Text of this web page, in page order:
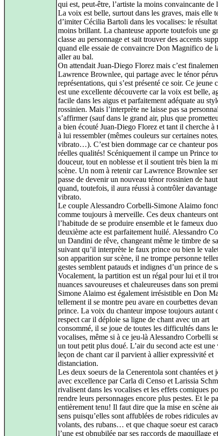
qui est, peut-être, l’artiste la moins convaincante de
La voix est belle, surtout dans les graves, mais elle
d’imiter Cécilia Bartoli dans les vocalises: le résultat
moins brillant. La chanteuse apporte toutefois une
classe au personnage et sait trouver des accents
quand elle essaie de convaincre Don Magnifico de
aller au bal.
On attendait Juan-Diego Florez mais c’est
Lawrence Brownlee, qui partage avec le ténor
représentations, qui s’est présenté ce soir. Ce jeune
est une excellente découverte car la voix est belle,
facile dans les aigus et parfaitement adéquate au
rossinien. Mais l’interprète ne laisse pas sa
s’affirmer (sauf dans le grand air, plus que
a bien écouté Juan-Diego Florez et tant il cherche à
à lui ressembler (mêmes couleurs sur certaines
vibrato…). C’est bien dommage car ce chanteur
réelles qualités! Scéniquement il campe un Prince
douceur, tout en noblesse et il soutient très bien la
scène. Un nom à retenir car Lawrence Brownlee
passe de devenir un nouveau ténor rossinien de
quand, toutefois, il aura réussi à contrôler
vibrato.
Le couple Alessandro Corbelli-Simone Alaimo
comme toujours à merveille. Ces deux chanteurs ont
l’habitude de se produire ensemble et le fameux
deuxième acte est parfaitement huilé. Alessandro
un Dandini de rêve, changeant même le timbre de
suivant qu’il interprète le faux prince ou bien le
son apparition sur scène, il ne trompe personne
gestes semblent patauds et indignes d’un prince de
Vocalement, la partition est un régal pour lui et il
nuances savoureuses et chaleureuses dans son
Simone Alaimo est également irrésistible en Don
tellement il se montre peu avare en courbettes
prince. La voix du chanteur impose toujours autant
respect car il déploie sa ligne de chant avec un art
consommé, il se joue de toutes les difficultés dans
vocalises, même si à ce jeu-là Alessandro Corbelli
un tout petit plus doué. L’air du second acte est une
leçon de chant car il parvient à allier expressivité et
distanciation.
Les deux soeurs de la Cenerentola sont chantées et
avec excellence par Carla di Censo et Larissia
rivalisent dans les vocalises et les effets comiques
rendre leurs personnages encore plus pestes. Et le
entièrement tenu! Il faut dire que la mise en scène
sens puisqu’elles sont affublées de robes ridicules
volants, des rubans… et que chaque soeur est
l’une est obnubilée par ses raccords de maquillage